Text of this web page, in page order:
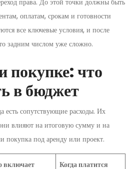
оплатам, срокам и готовности
все ключевые условия, и после
задним числом уже сложно.
покупке: что
в бюджет
есть сопутствующие расходы. Их
влияют на итоговую сумму и на
покупка под аренду или проект.
включает Когда платится